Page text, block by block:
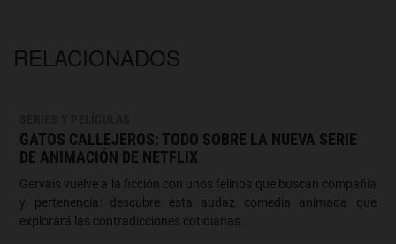
RELACIONADOS
GATOS CALLEJEROS: TODO SOBRE LA NUEVA SERIE
DE ANIMACIÓN DE NETFLIX
Gervais vuelve a la ficción con unos felinos que buscan compañía
y pertenencia: descubre esta audaz comedia animada que
explorará las contradicciones cotidianas.